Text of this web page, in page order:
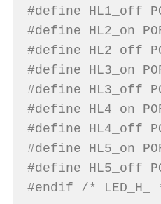
#define HL1_off
#define HL2_on
#define HL2_off
#define HL3_on
#define HL3_off
#define HL4_on
#define HL4_off
#define HL5_on
#define HL5_off
#endif /* LED_H_